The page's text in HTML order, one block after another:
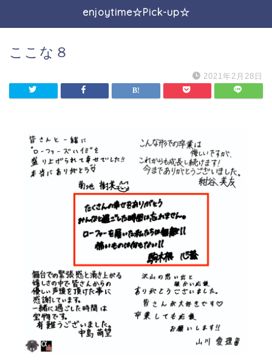
enjoytime☆Pick-up☆
ここな８
2021年2月28日